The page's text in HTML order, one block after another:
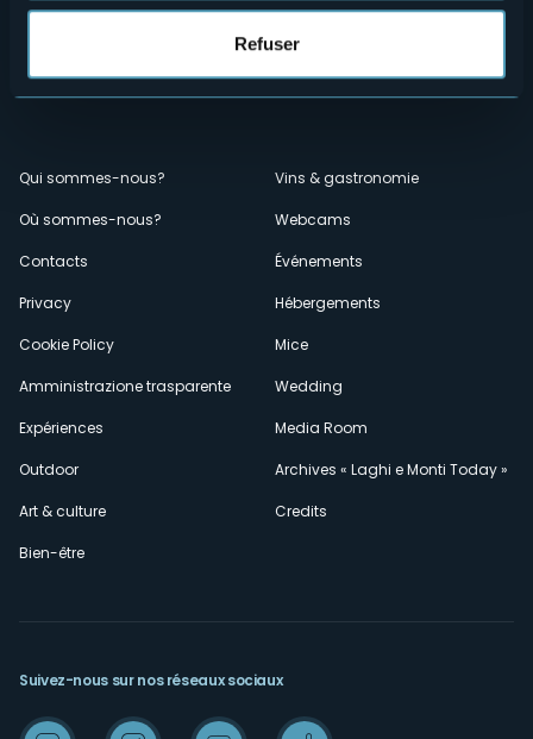
Refuser
Menù
secondario
Qui sommes-nous?
Où sommes-nous?
Contacts
Privacy
Cookie Policy
Amministrazione trasparente
Expériences
Outdoor
Art & culture
Bien-être
Vins & gastronomie
Webcams
Événements
Hébergements
Mice
Wedding
Media Room
Archives « Laghi e Monti Today »
Credits
Suivez-nous sur nos réseaux sociaux